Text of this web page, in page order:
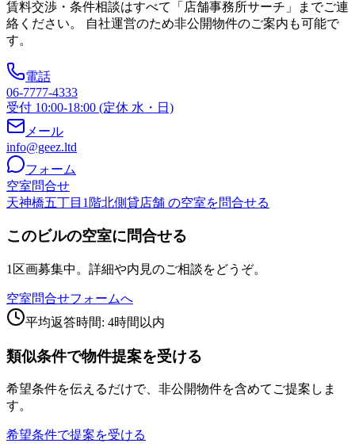
賃料交渉・条件相談はすべて「店舗事務所サーチ」までご連
絡ください。 自社運営のため非公開物件のご案内も可能で
す。
電話
06-7777-4333
受付 10:00-18:00 (定休 水・日)
メール
info@geez.ltd
フォーム
空室問合せ
天神橋五丁目1階北側貸店舗 の空室を問合せる
このビルの空室に問合せる
1区画募集中。詳細や内見のご相談をどうぞ。
空室問合せフォームへ
平均返答時間: 4時間以内
類似条件で物件提案を受ける
希望条件を伝えるだけで、非公開物件を含めてご提案しま
す。
希望条件で提案を受ける